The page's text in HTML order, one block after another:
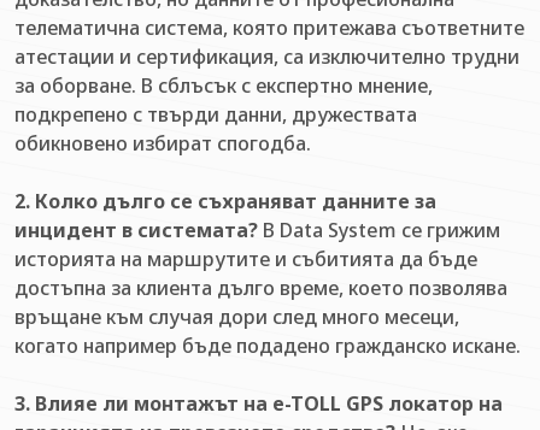
телематична система, която притежава съответните
атестации и сертификация, са изключително трудни
за оборване. В сблъсък с експертно мнение,
подкрепено с твърди данни, дружествата
обикновено избират спогодба.
2. Колко дълго се съхраняват данните за
инцидент в системата? В Data System се грижим
историята на маршрутите и събитията да бъде
достъпна за клиента дълго време, което позволява
връщане към случая дори след много месеци,
когато например бъде подадено гражданско искане.
3. Влияе ли монтажът на e-TOLL GPS локатор на